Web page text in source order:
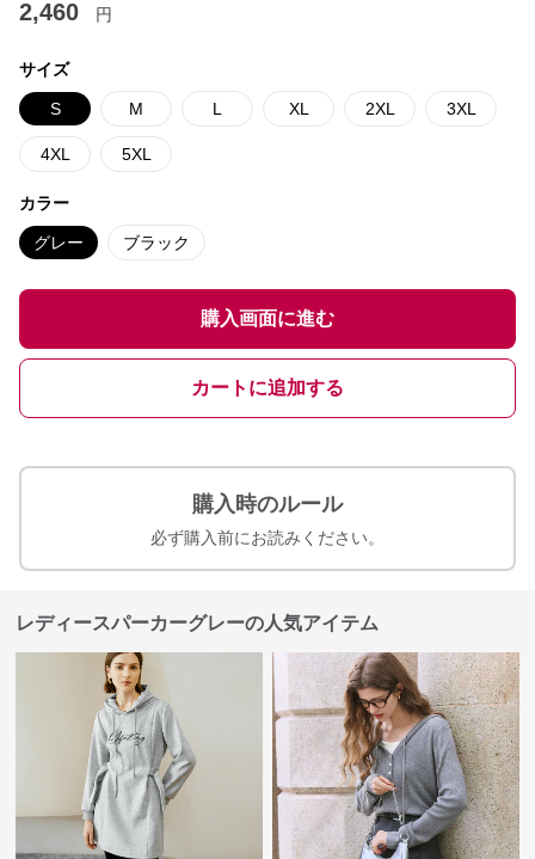
2,460 円
サイズ
S M L XL 2XL 3XL
4XL 5XL
カラー
グレー ブラック
購入画面に進む
カートに追加する
購入時のルール
必ず購入前にお読みください。
レディースパーカーグレーの人気アイテム